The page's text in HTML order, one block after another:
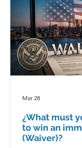
¿What must
to win an
(Waiver)?
Mar 28